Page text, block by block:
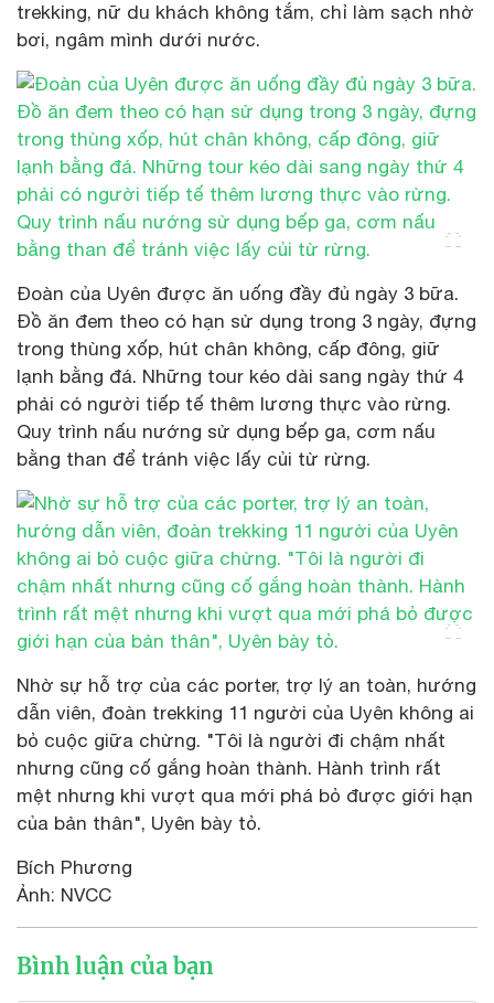
trekking, nữ du khách không tắm, chỉ làm sạch nhờ
bơi, ngâm mình dưới nước.
Đoàn của Uyên được ăn uống đầy đủ ngày 3 bữa.
Đồ ăn đem theo có hạn sử dụng trong 3 ngày, đựng
trong thùng xốp, hút chân không, cấp đông, giữ
lạnh bằng đá. Những tour kéo dài sang ngày thứ 4
phải có người tiếp tế thêm lương thực vào rừng.
Quy trình nấu nướng sử dụng bếp ga, cơm nấu
bằng than để tránh việc lấy củi từ rừng.
Nhờ sự hỗ trợ của các porter, trợ lý an toàn, hướng
dẫn viên, đoàn trekking 11 người của Uyên không ai
bỏ cuộc giữa chừng. "Tôi là người đi chậm nhất
nhưng cũng cố gắng hoàn thành. Hành trình rất
mệt nhưng khi vượt qua mới phá bỏ được giới hạn
của bản thân", Uyên bày tỏ.
Bích Phương
Ảnh: NVCC
Bình luận của bạn